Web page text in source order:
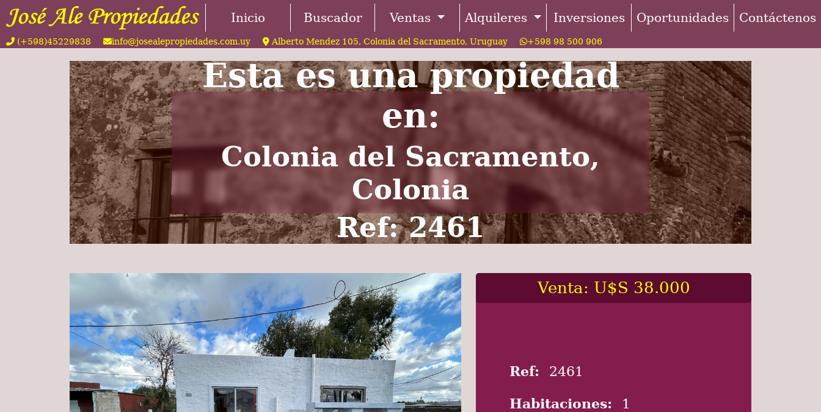
Inicio Buscador Ventas Alquileres Inversiones Oportunidades Contáctenos
(+598)45229838 info@josealepropiedades.com.uy Alberto Mendez 105, Colonia del Sacramento, Uruguay +598 98 500 906
Esta es una propiedad
en:
Colonia del Sacramento,
Colonia
Ref: 2461
Venta: U$S 38.000
Ref: 2461
Habitaciones: 1